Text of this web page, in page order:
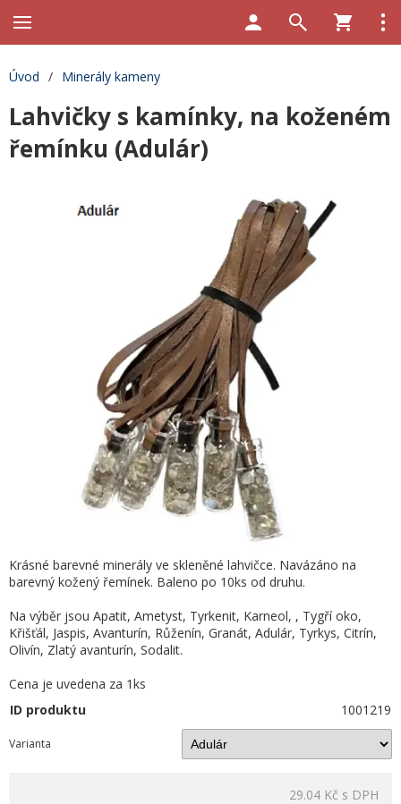
Úvod / Minerály kameny
Lahvičky s kamínky, na koženém
řemínku (Adulár)
Krásné barevné minerály ve skleněné lahvičce. Navázáno na
barevný kožený řemínek. Baleno po 10ks od druhu.
Na výběr jsou Apatit, Ametyst, Tyrkenit, Karneol, , Tygří oko,
Křišťál, Jaspis, Avanturín, Růženín, Granát, Adulár, Tyrkys, Citrín,
Olivín, Zlatý avanturín, Sodalit.
Cena je uvedena za 1ks
ID produktu
1001219
Varianta
29.04 Kč s DPH